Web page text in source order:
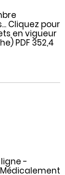
Cliquez pour
en vigueur
PDF 352,4
-